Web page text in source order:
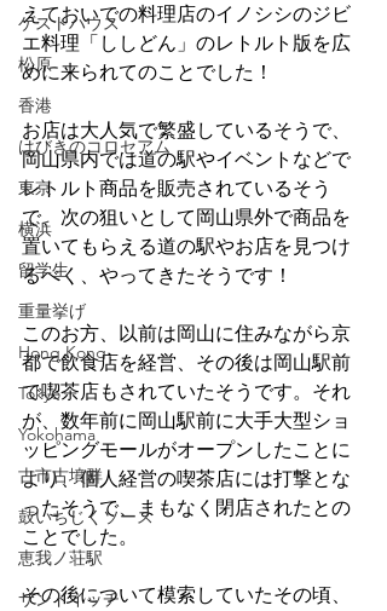
ゲストハウス
松原
香港
はびきのコロセアム
東京
横浜
留学生
重量挙げ
Hong Kong
Tokyo
Yokohama
古市古墳群
鼓いちじくソース
恵我ノ荘駅
サンドイッチ
えておいでの料理店のイノシシのジビ
エ料理「ししどん」のレトルト版を広
めに来られてのことでした！
お店は大人気で繁盛しているそうで、
岡山県内では道の駅やイベントなどで
レトルト商品を販売されているそう
で、次の狙いとして岡山県外で商品を
置いてもらえる道の駅やお店を見つけ
るべく、やってきたそうです！
このお方、以前は岡山に住みながら京
都で飲食店を経営、その後は岡山駅前
で喫茶店もされていたそうです。それ
が、数年前に岡山駅前に大手大型ショ
ッピングモールがオープンしたことに
より、個人経営の喫茶店には打撃とな
ったそうで、まもなく閉店されたとの
ことでした。
その後について模索していたその頃、